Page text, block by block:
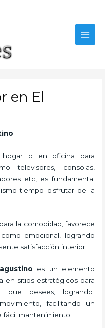
en El
o en oficina para
televisores, consolas,
etc, es fundamental
tiempo disfrutar de la
la comodidad, favorece
emocional, logrando
satisfacción interior.
es un elemento
en sitios estratégicos para
que desees, logrando
facilitando un
fácil mantenimiento.